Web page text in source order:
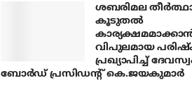
ശബരിമല
കൂടുതല്‍
വിപുലമായ
പ്രഖ്യാപിച്ച്
ബോര്‍ഡ് പ്രസിഡന്റ് കെ.ജയകുമാര്‍